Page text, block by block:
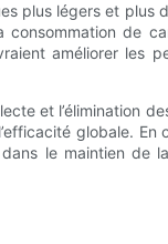
plus légers et plus
de
améliorer les
et l’élimination
globale. En
le maintien de